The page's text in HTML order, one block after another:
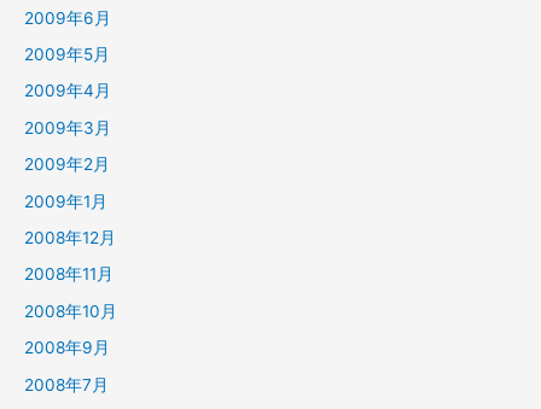
2009年6月
2009年5月
2009年4月
2009年3月
2009年2月
2009年1月
2008年12月
2008年11月
2008年10月
2008年9月
2008年7月